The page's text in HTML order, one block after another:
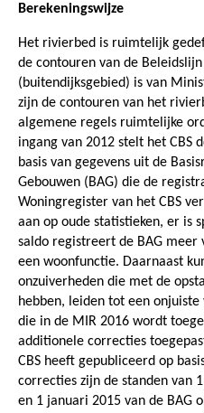
Berekeningswijze
Het rivierbed is ruimtelijk
de contouren van de
(buitendijksgebied) is van
zijn de contouren van het
algemene regels ruimtelijke
ingang van 2012 stelt het CBS
basis van gegevens uit de
Gebouwen (BAG) die de
Woningregister van het CBS
aan op oude statistieken, er is
saldo registreert de BAG
een woonfunctie. Daarnaast
onzuiverheden die met de
hebben, leiden tot een
die in de MIR 2016 wordt
additionele correcties
CBS heeft gepubliceerd op
correcties zijn de standen van
en 1 januari 2015 van de BAG